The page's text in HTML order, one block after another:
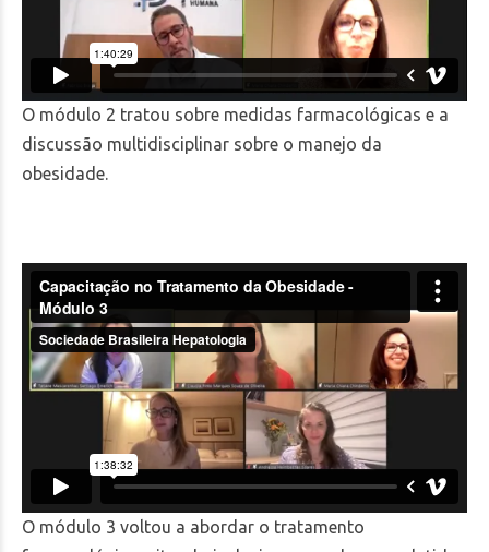
O módulo 2 tratou sobre medidas farmacológicas e a
discussão multidisciplinar sobre o manejo da
obesidade.
O módulo 3 voltou a abordar o tratamento